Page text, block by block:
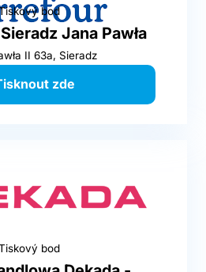
bod
Jana Pawła
II 63a, Sieradz
zde
bod